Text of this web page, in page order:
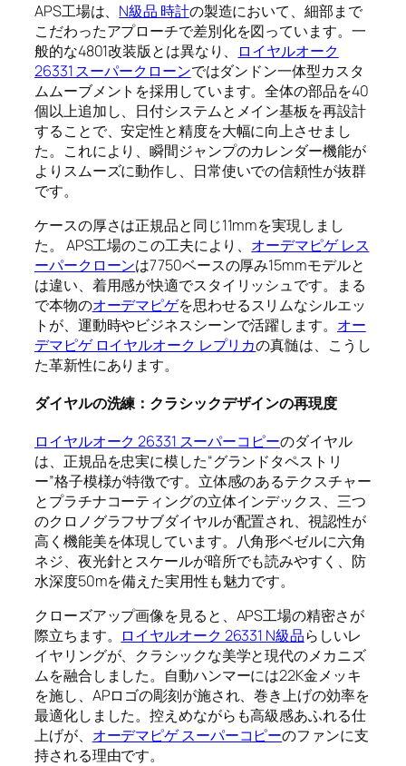
APS工場は、 N級品 時計の製造において、細部まで
こだわったアプローチで差別化を図っています。一
般的な4801改装版とは異なり、
ロイヤルオーク
26331 スーパークローンではダンドン一体型カスタ
ムムーブメントを採用しています。全体の部品を40
個以上追加し、日付システムとメイン基板を再設計
することで、安定性と精度を大幅に向上させまし
た。これにより、瞬間ジャンプのカレンダー機能が
よりスムーズに動作し、日常使いでの信頼性が抜群
です。
ケースの厚さは正規品と同じ11mmを実現しまし
た。 APS工場のこの工夫により、 オーデマピゲ レス
ーパークローンは7750ベースの厚み15mmモデルと
は違い、着用感が快適でスタイリッシュです。まる
で本物のオーデマピゲを思わせるスリムなシルエッ
トが、運動時やビジネスシーンで活躍します。 オー
デマピゲ ロイヤルオーク レプリカの真髄は、こうし
た革新性にあります。
ダイヤルの洗練：クラシックデザインの再現度
ロイヤルオーク 26331 スーパーコピーのダイヤル
は、正規品を忠実に模した“グランドタペストリ
ー”格子模様が特徴です。立体感のあるテクスチャー
とプラチナコーティングの立体インデックス、三つ
のクロノグラフサブダイヤルが配置され、視認性が
高く機能美を体現しています。八角形ベゼルに六角
ネジ、夜光針とスケールが暗所でも読みやすく、防
水深度50mを備えた実用性も魅力です。
クローズアップ画像を見ると、APS工場の精密さが
際立ちます。 ロイヤルオーク 26331 N級品らしいレ
イヤリングが、クラシックな美学と現代のメカニズ
ムを融合しました。自動ハンマーには22K金メッキ
を施し、APロゴの彫刻が施され、巻き上げの効率を
最適化しました。控えめながらも高級感あふれる仕
上げが、 オーデマピゲ スーパーコピーのファンに支
持される理由です。